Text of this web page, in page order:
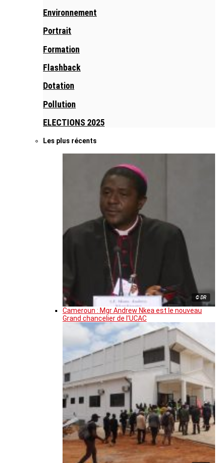
Environnement
Portrait
Formation
Flashback
Dotation
Pollution
ELECTIONS 2025
Les plus récents
© DR
Cameroun : Mgr Andrew Nkea est le nouveau
Grand chancelier de l’UCAC